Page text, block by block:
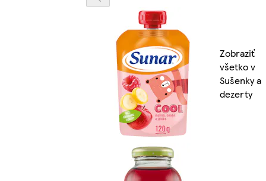
Zobraziť
všetko v
Sušenky a
dezerty